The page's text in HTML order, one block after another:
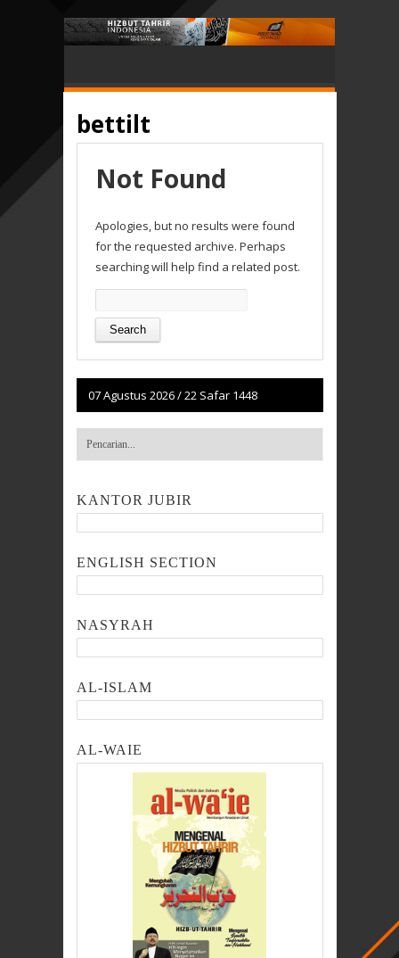
bettilt
Not Found
Apologies, but no results were found
for the requested archive. Perhaps
searching will help find a related post.
for:
07 Agustus 2026/22 Safar 1448
KANTOR JUBIR
ENGLISH SECTION
NASYRAH
AL-ISLAM
AL-WAIE